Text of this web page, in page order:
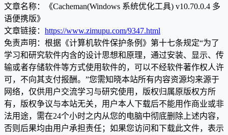
文章名称：《Cacheman(Windows 系统优化工具) v10.70.0.4 多
语便携版》
文章链接： https://www.zimupu.com/9347.html
免责声明：根据《计算机软件保护条例》第十七条规定“为了
学习和研究软件内含的设计思想和原理，通过安装、显示、传
输或者存储软件等方式使用软件的，可以不经软件著作权人许
可，不向其支付报酬。”您需知晓本站所有内容资源均来源于
网络，仅供用户交流学习与研究使用，版权归属原版权方所
有，版权争议与本站无关，用户本人下载后不能用作商业或非
法用途，需在24个小时之内从您的电脑中彻底删除上述内容，
否则后果均由用户承担责任；如果您访问和下载此文件，表示